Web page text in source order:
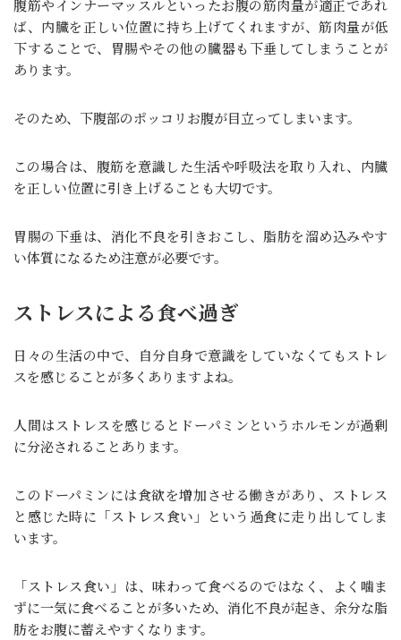
腹筋やインナーマッスルといったお腹の筋肉量が適正であれ
ば、内臓を正しい位置に持ち上げてくれますが、筋肉量が低
下することで、胃腸やその他の臓器も下垂してしまうことが
あります。
そのため、下腹部のポッコリお腹が目立ってしまいます。
この場合は、腹筋を意識した生活や呼吸法を取り入れ、内臓
を正しい位置に引き上げることも大切です。
胃腸の下垂は、消化不良を引きおこし、脂肪を溜め込みやす
い体質になるため注意が必要です。
ストレスによる食べ過ぎ
日々の生活の中で、自分自身で意識をしていなくてもストレ
スを感じることが多くありますよね。
人間はストレスを感じるとドーパミンというホルモンが過剰
に分泌されることあります。
このドーパミンには食欲を増加させる働きがあり、ストレス
と感じた時に「ストレス食い」という過食に走り出してしま
います。
「ストレス食い」は、味わって食べるのではなく、よく噛ま
ずに一気に食べることが多いため、消化不良が起き、余分な脂
肪をお腹に蓄えやすくなります。